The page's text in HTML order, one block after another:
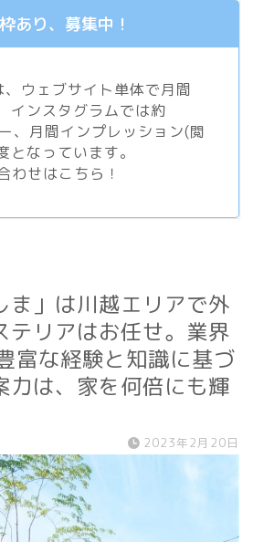
あり、募集中！
ウェブサイト単体で月間
インスタグラムでは約
、月間インプレッション(閲
なっています。
わせはこちら！
ま」は川越エリアで外
テリアはお任せ。業界
富な経験と知識に基づ
力は、家を何倍にも輝
2023年2月20日